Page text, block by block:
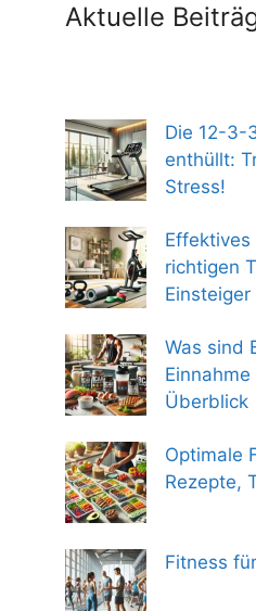
Aktuelle
Die 12-3-
enthüllt:
Stress!
Effektives
richtigen
Einsteiger
Was sind
Überblick
Optimale
Rezepte,
Fitness